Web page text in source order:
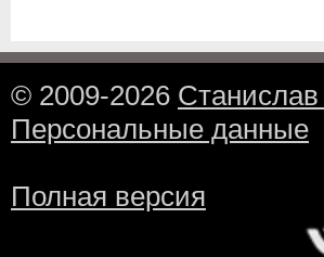
© 2009-2026
Персональные данные
Полная версия